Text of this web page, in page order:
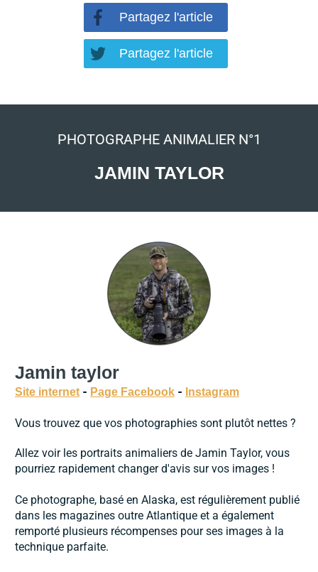
Partagez l'article
Partagez l'article
PHOTOGRAPHE ANIMALIER N°1
JAMIN TAYLOR
Jamin taylor
Site internet - Page Facebook - Instagram
Vous trouvez que vos photographies sont plutôt nettes ?
Allez voir les portraits animaliers de Jamin Taylor, vous
pourriez rapidement changer d'avis sur vos images !
Ce photographe, basé en Alaska, est régulièrement publié
dans les magazines outre Atlantique et a également
remporté plusieurs récompenses pour ses images à la
technique parfaite.